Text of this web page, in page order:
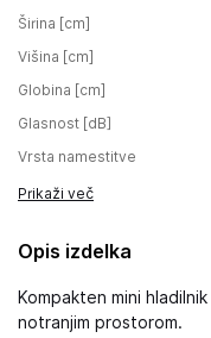
Širina [cm]
Višina [cm]
Globina [cm]
Glasnost [dB]
Vrsta namestitve
Prikaži več
Opis izdelka
Kompakten mini
notranjim prostorom.